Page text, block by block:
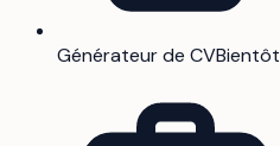
Générateur de CVBientôt